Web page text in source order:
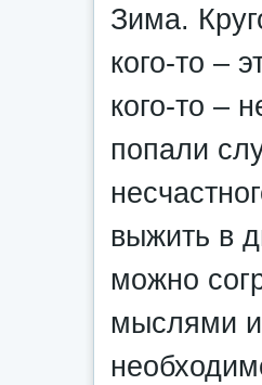
Зима.
кого-то –
кого-то –
попали
выжить в
можно
мыслями